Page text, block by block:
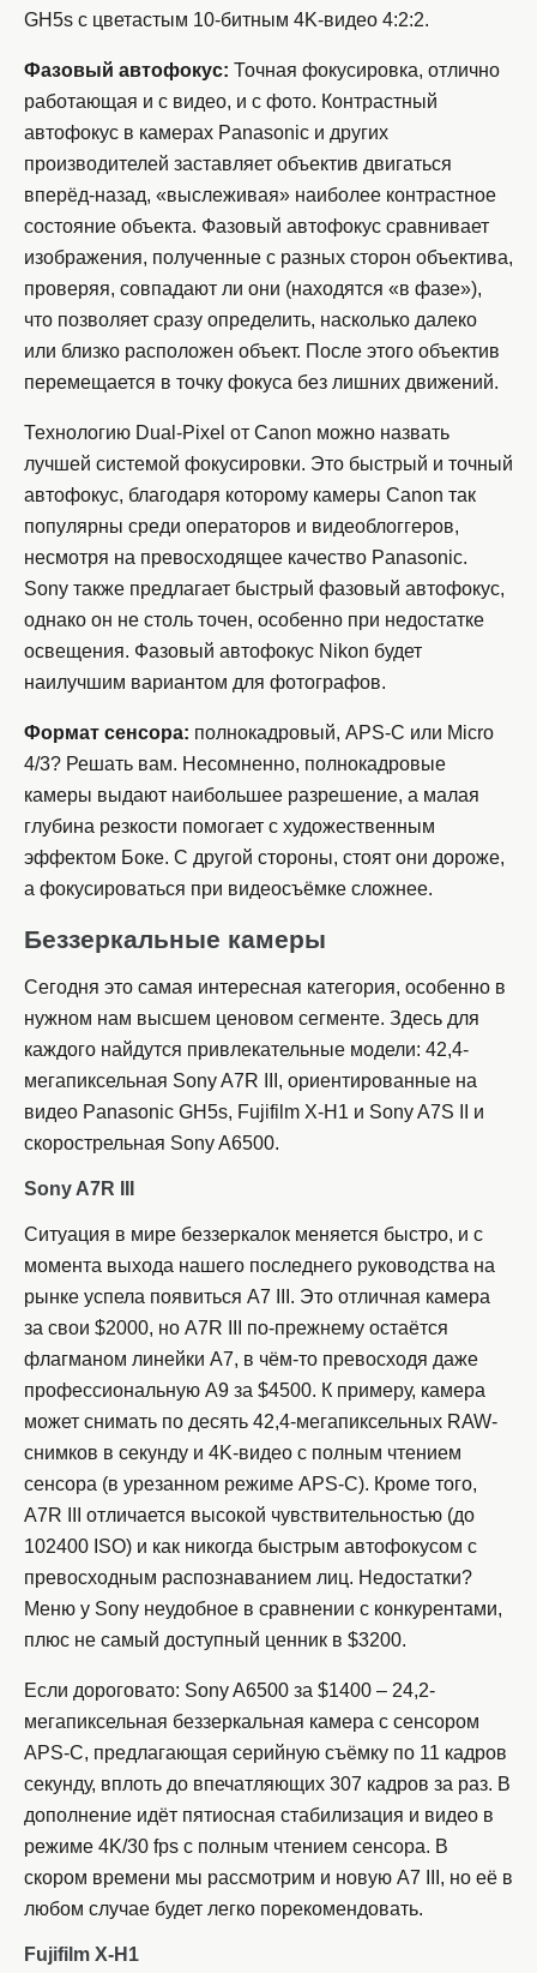
GH5s с цветастым 10-битным 4K-видео 4:2:2.
Фазовый автофокус: Точная фокусировка, отлично
работающая и с видео, и с фото. Контрастный
автофокус в камерах Panasonic и других
производителей заставляет объектив двигаться
вперёд-назад, «выслеживая» наиболее контрастное
состояние объекта. Фазовый автофокус сравнивает
изображения, полученные с разных сторон объектива,
проверяя, совпадают ли они (находятся «в фазе»),
что позволяет сразу определить, насколько далеко
или близко расположен объект. После этого объектив
перемещается в точку фокуса без лишних движений.
Технологию Dual-Pixel от Canon можно назвать
лучшей системой фокусировки. Это быстрый и точный
автофокус, благодаря которому камеры Canon так
популярны среди операторов и видеоблоггеров,
несмотря на превосходящее качество Panasonic.
Sony также предлагает быстрый фазовый автофокус,
однако он не столь точен, особенно при недостатке
освещения. Фазовый автофокус Nikon будет
наилучшим вариантом для фотографов.
Формат сенсора: полнокадровый, APS-C или Micro
4/3? Решать вам. Несомненно, полнокадровые
камеры выдают наибольшее разрешение, а малая
глубина резкости помогает с художественным
эффектом Боке. С другой стороны, стоят они дороже,
а фокусироваться при видеосъёмке сложнее.
Беззеркальные камеры
Сегодня это самая интересная категория, особенно в
нужном нам высшем ценовом сегменте. Здесь для
каждого найдутся привлекательные модели: 42,4-
мегапиксельная Sony A7R III, ориентированные на
видео Panasonic GH5s, Fujifilm X-H1 и Sony A7S II и
скорострельная Sony A6500.
Sony A7R III
Ситуация в мире беззеркалок меняется быстро, и с
момента выхода нашего последнего руководства на
рынке успела появиться A7 III. Это отличная камера
за свои $2000, но A7R III по-прежнему остаётся
флагманом линейки A7, в чём-то превосходя даже
профессиональную A9 за $4500. К примеру, камера
может снимать по десять 42,4-мегапиксельных RAW-
снимков в секунду и 4K-видео с полным чтением
сенсора (в урезанном режиме APS-C). Кроме того,
A7R III отличается высокой чувствительностью (до
102400 ISO) и как никогда быстрым автофокусом с
превосходным распознаванием лиц. Недостатки?
Меню у Sony неудобное в сравнении с конкурентами,
плюс не самый доступный ценник в $3200.
Если дороговато: Sony A6500 за $1400 – 24,2-
мегапиксельная беззеркальная камера с сенсором
APS-C, предлагающая серийную съёмку по 11 кадров
секунду, вплоть до впечатляющих 307 кадров за раз. В
дополнение идёт пятиосная стабилизация и видео в
режиме 4K/30 fps с полным чтением сенсора. В
скором времени мы рассмотрим и новую A7 III, но её в
любом случае будет легко порекомендовать.
Fujifilm X-H1